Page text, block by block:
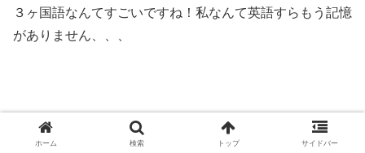
３ヶ国語なんてすごいですね！私なんて英語すらもう記憶
がありません、、、
とても頭が良くて羨ましいです！
ホーム 検索 トップ サイドバー